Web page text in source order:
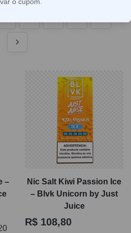
o tipo de aparelho utilizado.
distintas, enquanto a
a evitar vazamentos, gosto
abaixo do esperado. Se a ideia
e acertar na escolha,
essenciais para
finalizar o pedido.
–
Nic Salt Kiwi Passion Ice
– Blvk Unicorn by Just
Juice
R$ 108,80
o cupom.